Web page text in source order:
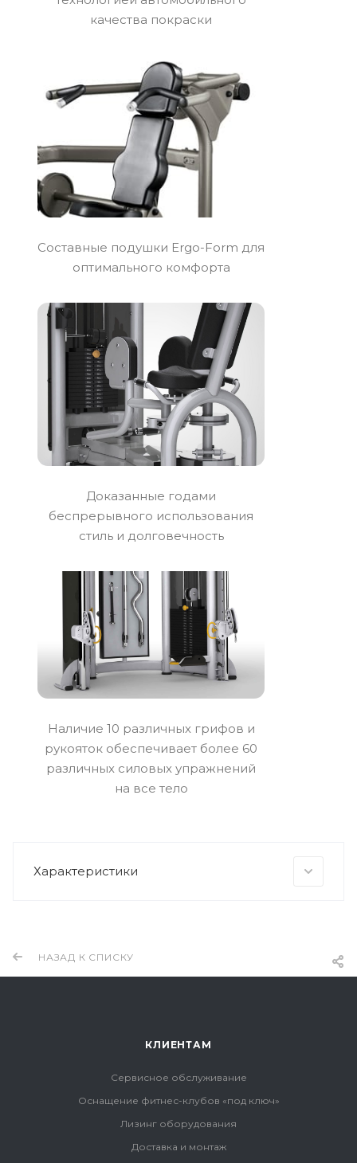
качества покраски
Составные подушки Ergo-Form для
оптимального комфорта
Доказанные годами
беспрерывного использования
стиль и долговечность
Наличие 10 различных грифов и
рукояток обеспечивает более 60
различных силовых упражнений
на все тело
Характеристики
НАЗАД К СПИСКУ
КЛИЕНТАМ
Сервисное обслуживание
Оснащение фитнес-клубов «под ключ»
Лизинг оборудования
Доставка и монтаж